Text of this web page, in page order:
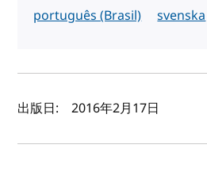
português (Brasil) svenska
著者と公開日
出版日: 2016年2月17日